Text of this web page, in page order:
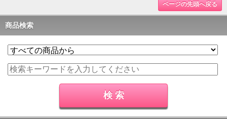
ページの先頭へ戻る
商品検索